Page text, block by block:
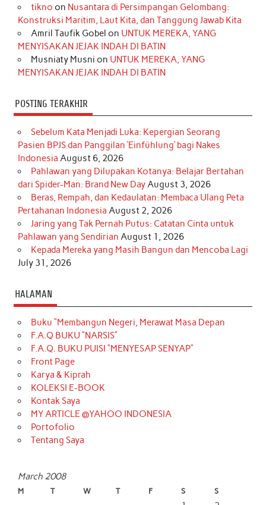
o
k
r
a
m
e
s
t
I
n
r
e
tikno on Nusantara di Persimpangan Gelombang:
Konstruksi Maritim, Laut Kita, dan Tanggung Jawab Kita
Amril Taufik Gobel on UNTUK MEREKA, YANG
MENYISAKAN JEJAK INDAH DI BATIN
Musniaty Musni on UNTUK MEREKA, YANG
MENYISAKAN JEJAK INDAH DI BATIN
POSTING TERAKHIR
Sebelum Kata Menjadi Luka: Kepergian Seorang
Pasien BPJS dan Panggilan ‘Einfühlung’ bagi Nakes
Indonesia August 6, 2026
Pahlawan yang Dilupakan Kotanya: Belajar Bertahan
dari Spider-Man: Brand New DayAugust 3, 2026
Beras, Rempah, dan Kedaulatan: Membaca Ulang Peta
Pertahanan Indonesia August 2, 2026
Jaring yang Tak Pernah Putus: Catatan Cinta untuk
Pahlawan yang Sendirian August 1, 2026
Kepada Mereka yang Masih Bangun dan Mencoba Lagi
July 31, 2026
HALAMAN
Buku “Membangun Negeri, Merawat Masa Depan
F.A.Q BUKU “NARSIS”
F.A.Q. BUKU PUISI “MENYESAP SENYAP”
Front Page
Karya & Kiprah
KOLEKSI E-BOOK
Kontak Saya
MY ARTICLE @YAHOO INDONESIA
Portofolio
Tentang Saya
March 2008
M T W T F S S